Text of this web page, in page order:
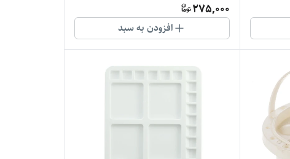
275,000
افزودن به سبد